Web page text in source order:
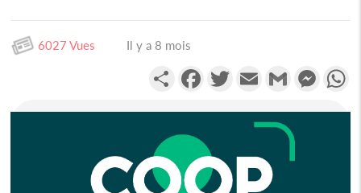
6027 Vues Il y a 8 mois
PartagerFacebookTwitterEmail Gmail